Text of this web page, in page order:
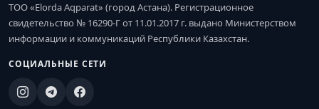
ТОО «Elorda Aqparat» (город Астана). Регистрационное
свидетельство № 16290-Г от 11.01.2017 г. выдано Министерством
информации и коммуникаций Республики Казахстан.
СОЦИАЛЬНЫЕ СЕТИ